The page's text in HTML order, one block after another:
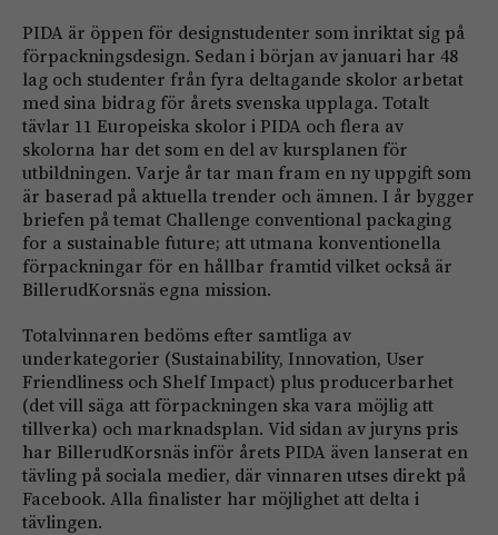
PIDA är öppen för designstudenter som inriktat sig på
förpackningsdesign. Sedan i början av januari har 48
lag och studenter från fyra deltagande skolor arbetat
med sina bidrag för årets svenska upplaga. Totalt
tävlar 11 Europeiska skolor i PIDA och flera av
skolorna har det som en del av kursplanen för
utbildningen. Varje år tar man fram en ny uppgift som
är baserad på aktuella trender och ämnen. I år bygger
briefen på temat Challenge conventional packaging
for a sustainable future; att utmana konventionella
förpackningar för en hållbar framtid vilket också är
BillerudKorsnäs egna mission.
Totalvinnaren bedöms efter samtliga av
underkategorier (Sustainability, Innovation, User
Friendliness och Shelf Impact) plus producerbarhet
(det vill säga att förpackningen ska vara möjlig att
tillverka) och marknadsplan. Vid sidan av juryns pris
har BillerudKorsnäs inför årets PIDA även lanserat en
tävling på sociala medier, där vinnaren utses direkt på
Facebook. Alla finalister har möjlighet att delta i
tävlingen.